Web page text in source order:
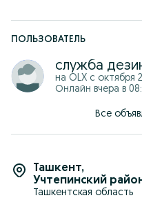
ПОЛЬЗОВАТЕЛЬ
служба
на OLX с октября
Онлайн вчера в
Все
Ташкент,
Учтепинский
Ташкентская область